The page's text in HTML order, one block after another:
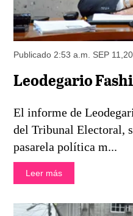
Publicado 2:53 a.m. SEP
Leodegario
El informe de
del Tribunal Electoral,
pasarela política m...
Leer más